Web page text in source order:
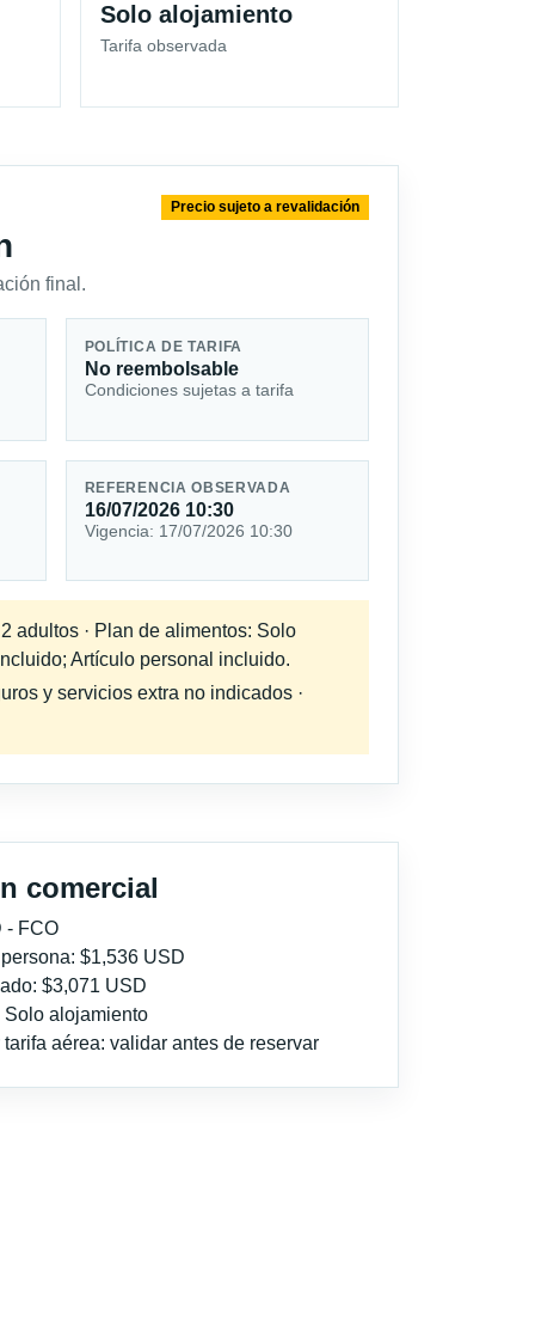
Solo alojamiento
Tarifa observada
final.
Precio sujeto a revalidación
POLÍTICA DE TARIFA
No reembolsable
Condiciones sujetas a tarifa
REFERENCIA OBSERVADA
16/07/2026 10:30
Vigencia: 17/07/2026 10:30
adultos · Plan de alimentos: Solo
Artículo personal incluido.
y servicios extra no indicados ·
comercial
- FCO
$1,536 USD
$3,071 USD
Solo alojamiento
aérea: validar antes de reservar